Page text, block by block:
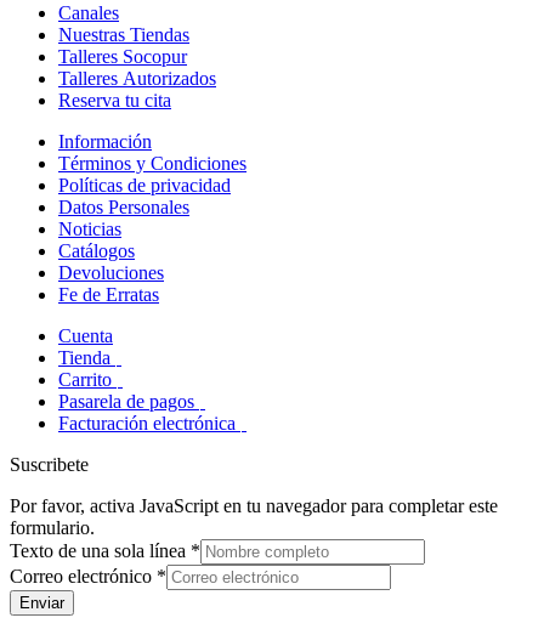
Canales
Nuestras Tiendas
Talleres Socopur
Talleres Autorizados
Reserva tu cita
Información
Términos y Condiciones
Políticas de privacidad
Datos Personales
Noticias
Catálogos
Devoluciones
Fe de Erratas
Cuenta
Tienda
Carrito
Pasarela de pagos
Facturación electrónica
Suscribete
Por favor, activa JavaScript en tu navegador para completar este
formulario.
Texto de una sola línea *
Correo electrónico *
Enviar